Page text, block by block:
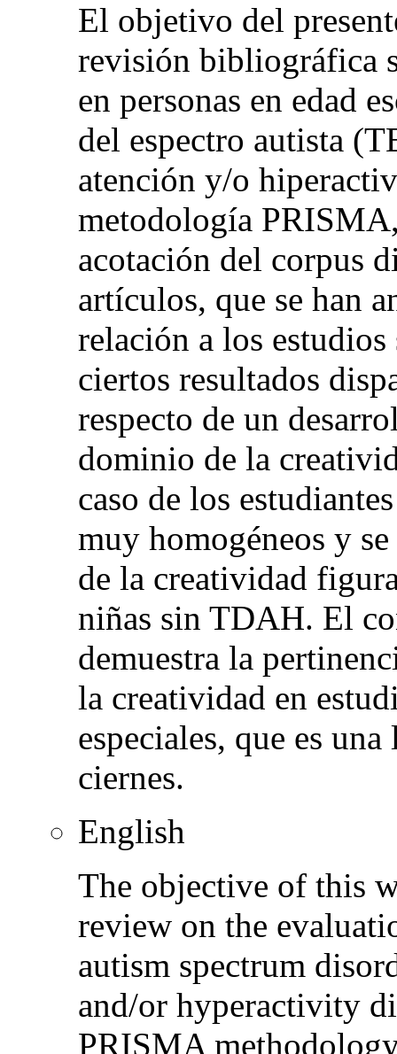
El objetivo del
revisión bibliográfica
en personas en edad
del espectro autista
atención y/o
metodología
acotación del corpus
artículos, que se han
relación a los
ciertos resultados
respecto de un
dominio de la
caso de los
muy homogéneos y
de la creatividad
niñas sin TDAH. El
demuestra la
la creatividad en
especiales, que es
ciernes.
English
The objective of this
review on the
autism spectrum
and/or hyperactivity
PRISMA